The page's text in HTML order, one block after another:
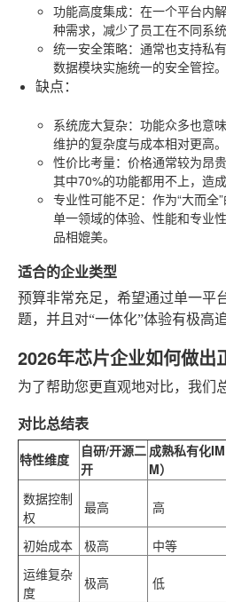
功能高度集成：在一个平台内
种需求，减少了员工在不同系
统一安全策略：通常也支持私
数据模块实施统一的安全管控。
缺点 ：
系统庞大复杂：功能众多也意
维护的复杂度与成本相对更高。
性价比考量：价格通常较为昂
其中70%的功能都用不上，造
专业性可能不足：作为“大而全
单一领域的体验、性能和专业
品相媲美。
适合的企业类型
预算非常充足，希望通过单一平
题，并且对“一体化”体验有极高
2026年芯片企业如何做出
为了帮助您更直观地对比，我们
对比总结表
特性维度
自研/开源二
开
成熟私有化
M）
数据控制
权
最高 高
初始成本 极高 中等
运维复杂
度
极高 低